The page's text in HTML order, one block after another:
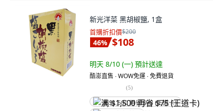
新光洋菜 黑胡椒鹽, 1盒
首購折扣價$200
46% $108
明天 8/10 (一) 預計送達
酷澎直售 ∙ WOW免運 ∙ 免費退貨
(5)
满 $1,500 再省 $75 (王道卡)